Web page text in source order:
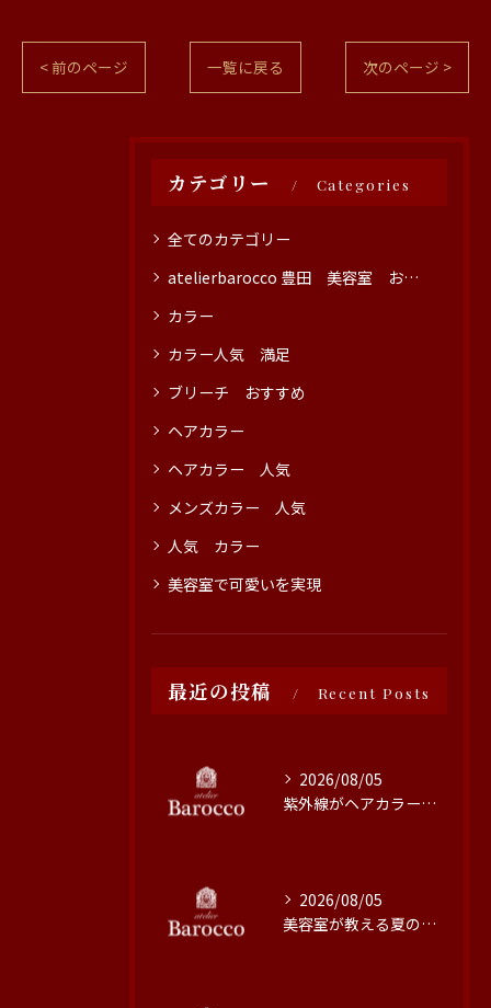
< 前のページ 一覧に戻る 次のページ >
カテゴリー Categories
全てのカテゴリー
atelierbarocco 豊田 美容室 おすすめ
カラー
カラー人気 満足
ブリーチ おすすめ
ヘアカラー
ヘアカラー 人気
メンズカラー 人気
人気 カラー
美容室で可愛いを実現
最近の投稿 Recent Posts
2026/08/05
紫外線がヘアカラーに与える影響と対策
2026/08/05
美容室が教える夏の最旬ヘアカラー技術